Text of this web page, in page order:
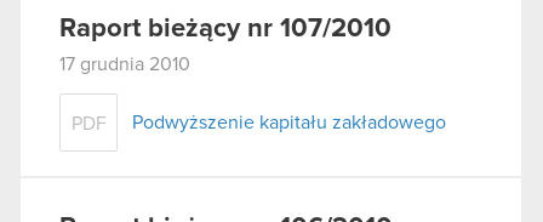
Raport bieżący nr 107/2010
17 grudnia 2010
PDF Podwyższenie kapitału zakładowego